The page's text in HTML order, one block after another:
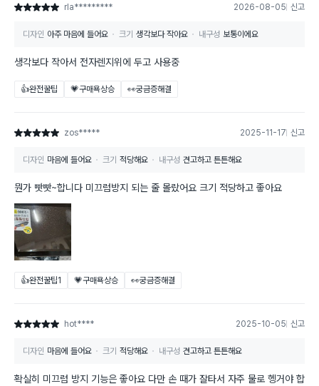
별점 5점 rla********* 2026-08-05 신고
디자인 아주 마음에 들어요 크기 생각보다 작아요 내구성 보통이에요
생각보다 작아서 전자렌지위에 두고 사용중
👍완전꿀팁 💗구매욕상승 👀궁금증해결
별점 5점 zos***** 2025-11-17 신고
디자인 마음에 들어요 크기 적당해요 내구성 견고하고 튼튼해요
뭔가 빳빳~합니다 미끄럼방지 되는 줄 몰랐어요 크기 적당하고 좋아요
👍완전꿀팁1 💗구매욕상승 👀궁금증해결
별점 5점 hot**** 2025-10-05 신고
디자인 마음에 들어요 크기 적당해요 내구성 견고하고 튼튼해요
확실히 미끄럼 방지 기능은 좋아요 다만 손 때가 잘타서 자주 물로 헹거야 합